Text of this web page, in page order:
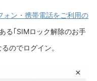
ォン・携帯電話をご利用の
る｢SIMロック解除のお手
のでログイン。